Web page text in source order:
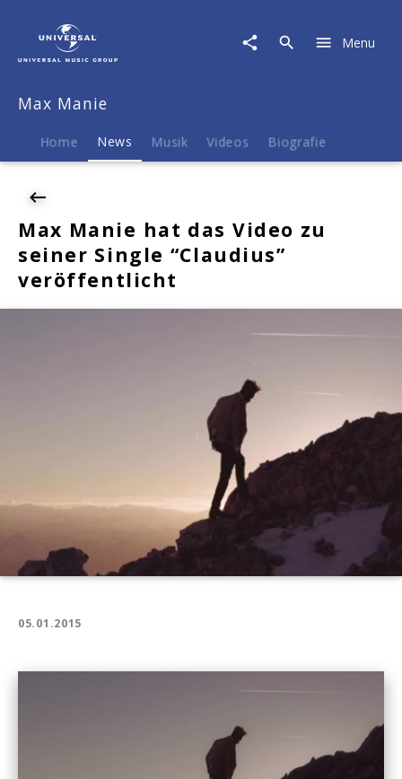
News
Max
das
Single
"Claudius"
veröffentlicht
Menu
Max Manie
Home News Musik Videos Biografie
Max Manie hat das Video zu
seiner Single “Claudius”
veröffentlicht
05.01.2015